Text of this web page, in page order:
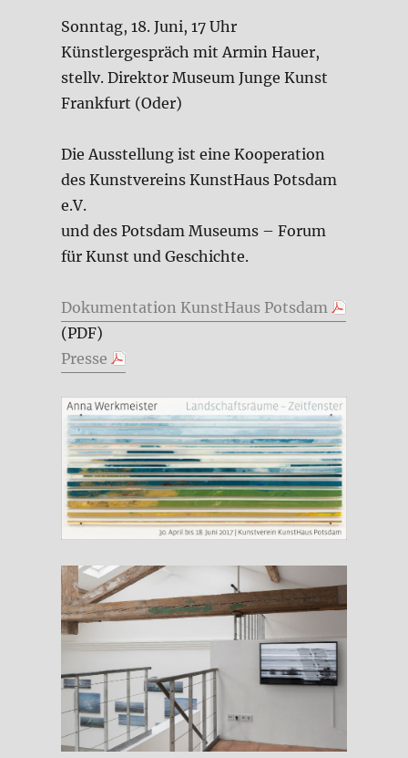
Sonntag, 18. Juni, 17 Uhr
Künstlergespräch mit Armin Hauer,
stellv. Direktor Museum Junge Kunst
Frankfurt (Oder)
Die Ausstellung ist eine Kooperation
des Kunstvereins KunstHaus Potsdam
e.V.
und des Potsdam Museums – Forum
für Kunst und Geschichte.
Dokumentation KunstHaus Potsdam
(PDF)
Presse